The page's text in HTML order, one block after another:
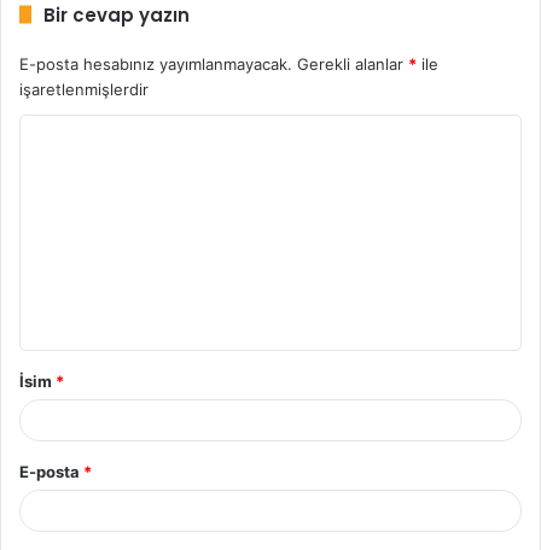
Bir cevap yazın
E-posta hesabınız yayımlanmayacak. Gerekli alanlar * ile
işaretlenmişlerdir
İsim *
E-posta *